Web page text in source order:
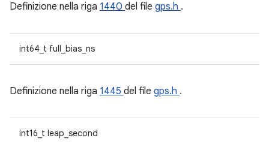
Definizione nella riga 1440 del file gps.h .
int64_t full_bias_ns
Definizione nella riga 1445 del file gps.h .
int16_t leap_second